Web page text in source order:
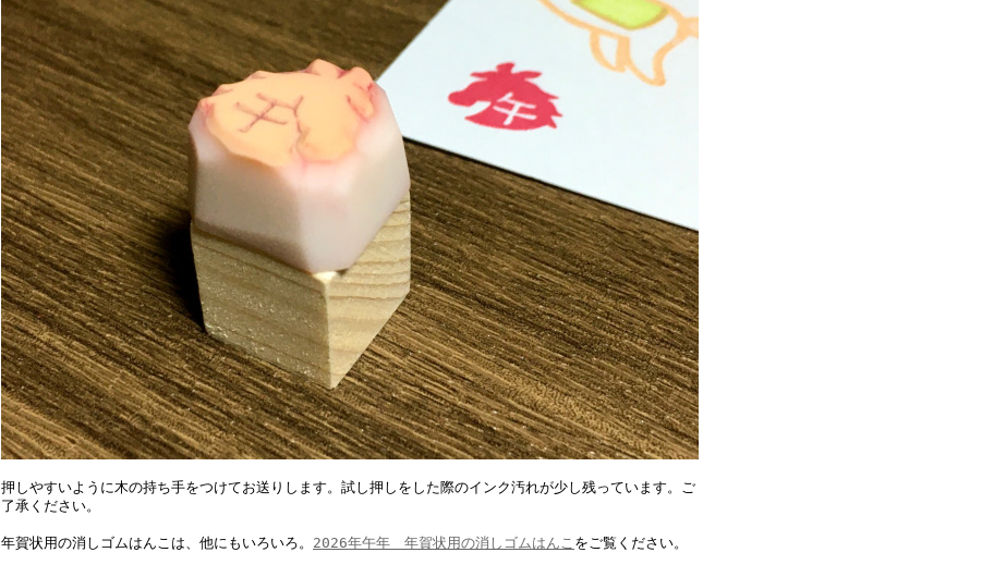
押しやすいように木の持ち手をつけてお送りします。試し押しをした際のインク汚れが少し残っています。ご
了承ください。
年賀状用の消しゴムはんこは、他にもいろいろ。 2026年午年 年賀状用の消しゴムはんこ をご覧ください。